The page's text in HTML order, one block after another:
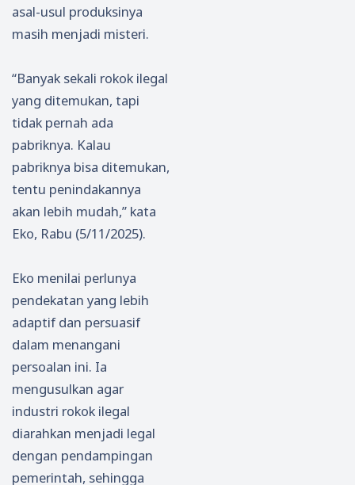
asal-usul produksinya
masih menjadi misteri.
“Banyak sekali rokok ilegal
yang ditemukan, tapi
tidak pernah ada
pabriknya. Kalau
pabriknya bisa ditemukan,
tentu penindakannya
akan lebih mudah,” kata
Eko, Rabu (5/11/2025).
Eko menilai perlunya
pendekatan yang lebih
adaptif dan persuasif
dalam menangani
persoalan ini. Ia
mengusulkan agar
industri rokok ilegal
diarahkan menjadi legal
dengan pendampingan
pemerintah, sehingga